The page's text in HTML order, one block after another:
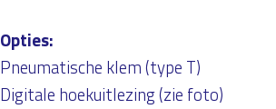
Opties:
Pneumatische klem (type T)
Digitale hoekuitlezing (zie foto)